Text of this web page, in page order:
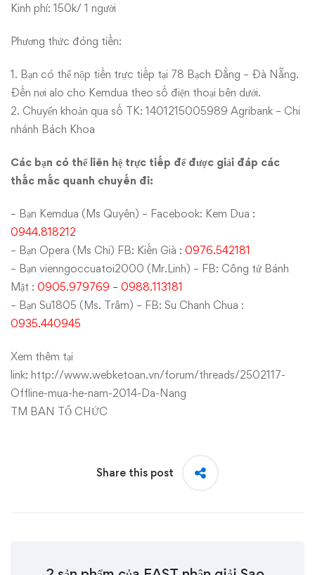
Kinh phí: 150k/ 1 người
Phương thức đóng tiền:
1. Bạn có thể nộp tiền trực tiếp tại 78 Bạch Đằng – Đà Nẵng.
Đến nơi alo cho Kemdua theo số điện thoại bên dưới.
2. Chuyển khoản qua số TK: 1401215005989 Agribank – Chi
nhánh Bách Khoa
Các bạn có thể liên hệ trực tiếp để được giải đáp các
thắc mắc quanh chuyến đi:
– Bạn Kemdua (Ms Quyên) – Facebook: Kem Dua :
0944.818212
– Bạn Opera (Ms Chi) FB: Kiến Già : 0976.542181
– Bạn vienngoccuatoi2000 (Mr.Linh) – FB: Công tử Bánh
Mật : 0905.979769 – 0988.113181
– Bạn Su1805 (Ms. Trâm) – FB: Su Chanh Chua :
0935.440945
Xem thêm tại
link: http://www.webketoan.vn/forum/threads/2502117-
Offline-mua-he-nam-2014-Da-Nang
TM BAN TỔ CHỨC
Share this post